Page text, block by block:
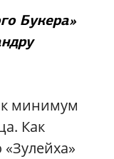
Букера»
минимум
Как